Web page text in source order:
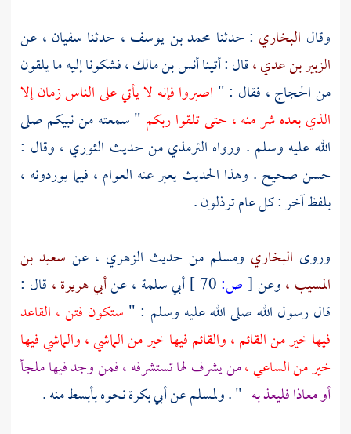
وقال البخاري : حدثنا محمد بن يوسف ، حدثنا سفيان ، عن
الزبير بن عدي ،قال : أتيناأنس بن مالك ،فشكونا إليه ما يلقون
منالحجاج ، فقال : " اصبروا فإنه لا يأتي على الناس زمان إلا
الذي بعده شر منه ، حتى تلقوا ربكم " سمعته من نبيكم صلى
الله عليه وسلم . ورواه الترمذيمن حديث الثوري ، وقال :
حسن صحيح . وهذا الحديث يعبر عنه العوام ، فيما يوردونه ،
بلفظ آخر : كل عام ترذلون .
وروى البخاري ومسلم من حديث الزهري ،عن سعيد بن
المسيب ،وعن[ص: أبي سلمة ،عنأبي هريرة ، قال :
قال رسول الله صلى الله عليه وسلم : " ستكون فتن ، القاعد
فيها خير من القائم ، والقائم فيها خير من الماشي ، والماشي فيها
خير من الساعي ،من يشرف لها تستشرفه ، فمن وجد فيها ملجأ
أو معاذا فليعذ به " .ولمسلمعنأبي بكرةنحوه بأبسط منه .